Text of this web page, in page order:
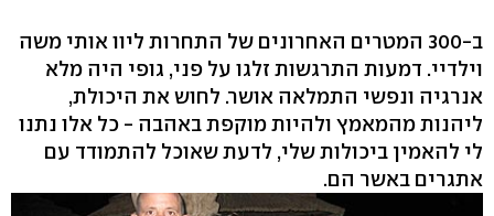
ב-300 המטרים האחרונים של התחרות ליוו אותי משה
וילדיי. דמעות התרגשות זלגו על פני, גופי היה מלא
אנרגיה ונפשי התמלאה אושר. לחוש את היכולת,
ליהנות מהמאמץ ולהיות מוקפת באהבה - כל אלו נתנו
לי להאמין ביכולות שלי, לדעת שאוכל להתמודד עם
אתגרים באשר הם.